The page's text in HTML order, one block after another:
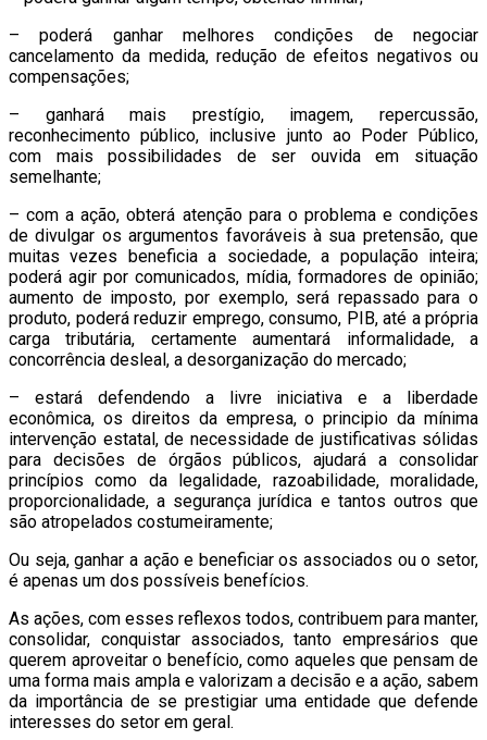
– poderá ganhar melhores condições de negociar
cancelamento da medida, redução de efeitos negativos ou
compensações;
– ganhará mais prestígio, imagem, repercussão,
reconhecimento público, inclusive junto ao Poder Público,
com mais possibilidades de ser ouvida em situação
semelhante;
– com a ação, obterá atenção para o problema e condições
de divulgar os argumentos favoráveis à sua pretensão, que
muitas vezes beneficia a sociedade, a população inteira;
poderá agir por comunicados, mídia, formadores de opinião;
aumento de imposto, por exemplo, será repassado para o
produto, poderá reduzir emprego, consumo, PIB, até a própria
carga tributária, certamente aumentará informalidade, a
concorrência desleal, a desorganização do mercado;
– estará defendendo a livre iniciativa e a liberdade
econômica, os direitos da empresa, o principio da mínima
intervenção estatal, de necessidade de justificativas sólidas
para decisões de órgãos públicos, ajudará a consolidar
princípios como da legalidade, razoabilidade, moralidade,
proporcionalidade, a segurança jurídica e tantos outros que
são atropelados costumeiramente;
Ou seja, ganhar a ação e beneficiar os associados ou o setor,
é apenas um dos possíveis benefícios.
As ações, com esses reflexos todos, contribuem para manter,
consolidar, conquistar associados, tanto empresários que
querem aproveitar o benefício, como aqueles que pensam de
uma forma mais ampla e valorizam a decisão e a ação, sabem
da importância de se prestigiar uma entidade que defende
interesses do setor em geral.